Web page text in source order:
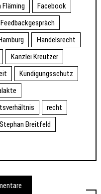
Fläming
Facebook
Feedbackgespräch
Handelsrecht
Kanzlei Kreutzer
Kündigungsschutz
recht
Stephan Breitfeld